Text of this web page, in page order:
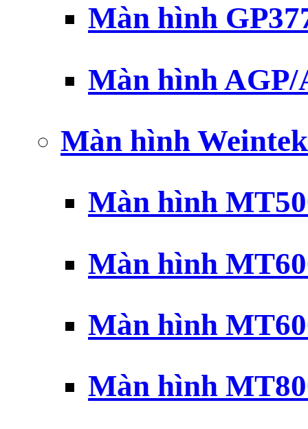
Màn hình
Màn hình AGP/
Màn hình
Màn hình
Màn hình
Màn hình
Màn hình